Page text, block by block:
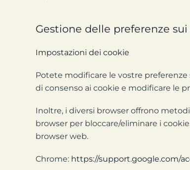
Gestione delle preferenze
Impostazioni dei cookie
Potete modificare le vostre
di consenso ai cookie e modificare le
Inoltre, i diversi browser offrono
browser per bloccare/eliminare i
browser web.
Chrome: https://support.google.com/